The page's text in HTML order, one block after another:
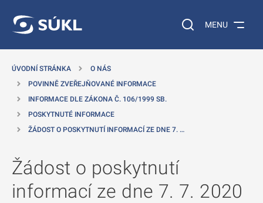
Vyhledávání na
MENU
ÚVODNÍ STRÁNKA
O NÁS
POVINNĚ ZVEŘEJŇOVANÉ INFORMACE
INFORMACE DLE ZÁKONA Č. 106/1999 SB.
POSKYTNUTÉ INFORMACE
ŽÁDOST O POSKYTNUTÍ INFORMACÍ ZE DNE 7. …
Žádost o poskytnutí
informací ze dne 7. 7. 2020